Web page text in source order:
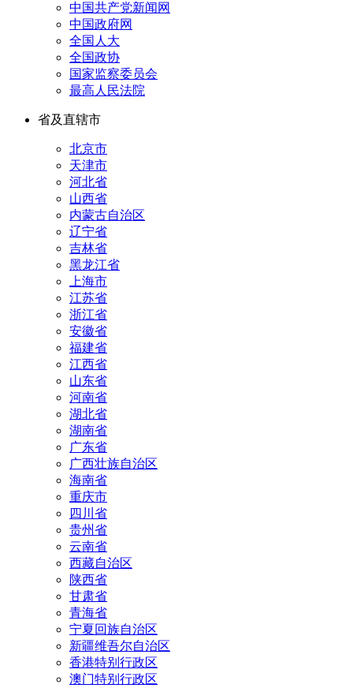
中国共产党新闻网
中国政府网
全国人大
全国政协
国家监察委员会
最高人民法院
省及直辖市
北京市
天津市
河北省
山西省
内蒙古自治区
辽宁省
吉林省
黑龙江省
上海市
江苏省
浙江省
安徽省
福建省
江西省
山东省
河南省
湖北省
湖南省
广东省
广西壮族自治区
海南省
重庆市
四川省
贵州省
云南省
西藏自治区
陕西省
甘肃省
青海省
宁夏回族自治区
新疆维吾尔自治区
香港特别行政区
澳门特别行政区